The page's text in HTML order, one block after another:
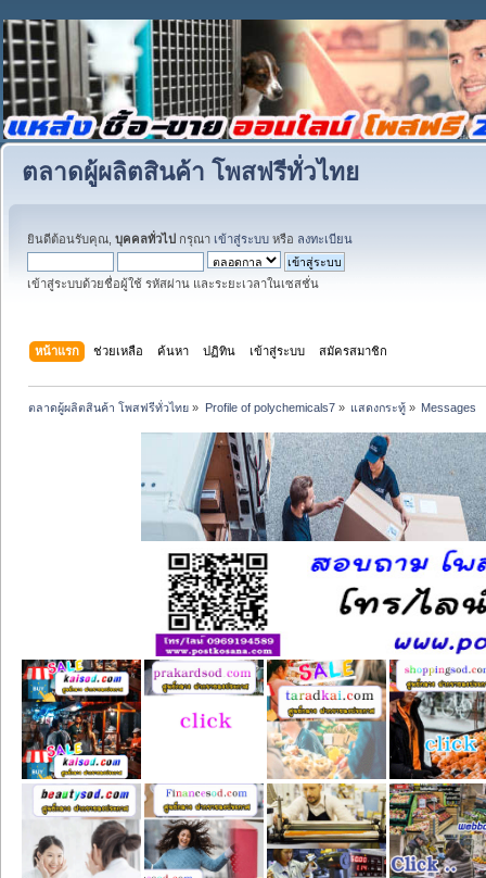
ตลาดผู้ผลิตสินค้า โพสฟรีทั่วไทย
ยินดีต้อนรับคุณ, บุคคลทั่วไป กรุณา เข้าสู่ระบบ หรือ ลงทะเบียน
เข้าสู่ระบบด้วยชื่อผู้ใช้ รหัสผ่าน และระยะเวลาในเซสชั่น
หน้าแรก ช่วยเหลือ ค้นหา ปฏิทิน เข้าสู่ระบบ สมัครสมาชิก
ตลาดผู้ผลิตสินค้า โพสฟรีทั่วไทย » Profile of polychemicals7» แสดงกระทู้» Messages